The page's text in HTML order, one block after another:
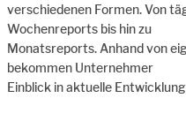
verschiedenen Formen. Von
Wochenreports bis hin zu
Monatsreports. Anhand von
bekommen Unternehmer
Einblick in aktuelle